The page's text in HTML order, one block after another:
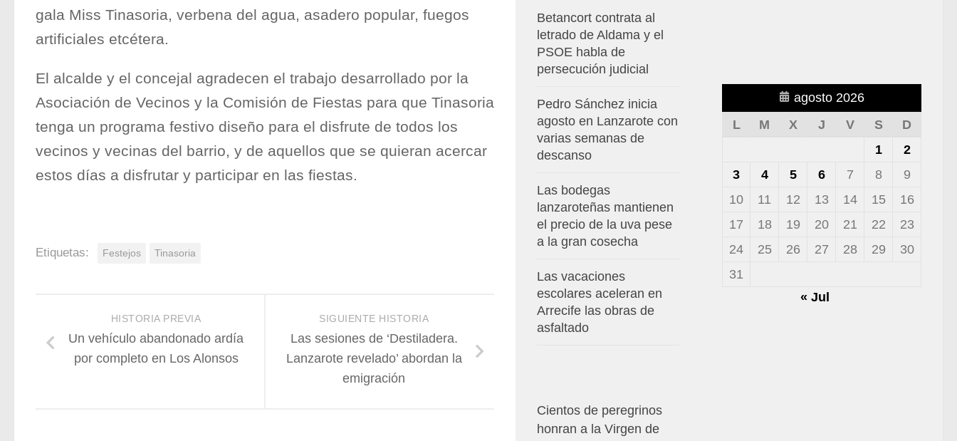
gala Miss Tinasoria, verbena del agua, asadero popular, fuegos
artificiales etcétera.
El alcalde y el concejal agradecen el trabajo desarrollado por la
Asociación de Vecinos y la Comisión de Fiestas para que Tinasoria
tenga un programa festivo diseño para el disfrute de todos los
vecinos y vecinas del barrio, y de aquellos que se quieran acercar
estos días a disfrutar y participar en las fiestas.
Etiquetas: Festejos Tinasoria
SIGUIENTE HISTORIA
Las sesiones de ‘Destiladera.
Lanzarote revelado’ abordan la
emigración
HISTORIA PREVIA
Un vehículo abandonado ardía
por completo en Los Alonsos
agosto 2026
L
M X J V S
D
1
2
3
4 5 6 7 8
9
10
11 12 13 14 15
16
17
18 19 20 21 22
23
24
25 26 27 28 29
30
31
« Jul
Betancort contrata al
letrado de Aldama y el
PSOE habla de
persecución judicial
Pedro Sánchez inicia
agosto en Lanzarote con
varias semanas de
descanso
Las bodegas
lanzaroteñas mantienen
el precio de la uva pese
a la gran cosecha
Las vacaciones
escolares aceleran en
Arrecife las obras de
asfaltado
Cientos de peregrinos
honran a la Virgen de